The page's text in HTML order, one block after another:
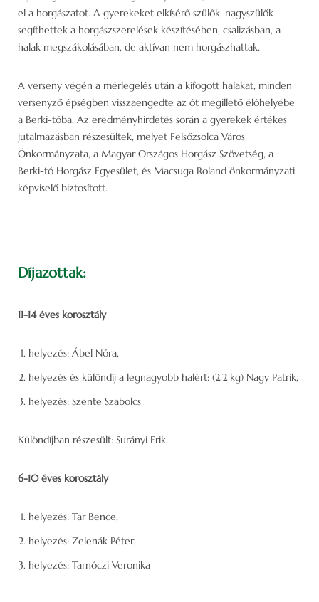
el a horgászatot. A gyerekeket elkísérő szülők, nagyszülők
segíthettek a horgászszerelések készítésében, csalizásban, a
halak megszákolásában, de aktívan nem horgászhattak.
A verseny végén a mérlegelés után a kifogott halakat, minden
versenyző épségben visszaengedte az őt megillető élőhelyébe
a Berki-tóba. Az eredményhirdetés során a gyerekek értékes
jutalmazásban részesültek, melyet Felsőzsolca Város
Önkormányzata, a Magyar Országos Horgász Szövetség, a
Berki-tó Horgász Egyesület, és Macsuga Roland önkormányzati
képviselő biztosított.
Díjazottak:
11-14 éves korosztály
helyezés: Ábel Nóra,
helyezés és különdíj a legnagyobb halért: (2,2 kg) Nagy Patrik,
helyezés: Szente Szabolcs
Különdíjban részesült: Surányi Erik
6-10 éves korosztály
helyezés: Tar Bence,
helyezés: Zelenák Péter,
helyezés: Tarnóczi Veronika